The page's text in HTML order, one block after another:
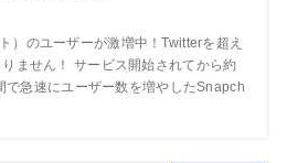
）のユーザーが激増中！Twitterを超え
ません！ サービス開始されてから約
で急速にユーザー数を増やしたSnapch